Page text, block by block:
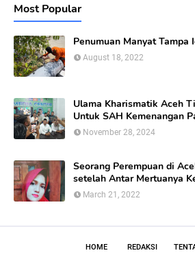
Most Popular
Penumuan Manyat
August 18, 2022
Ulama Kharismatik Aceh
Untuk SAH Kemenangan
Timur calon nomor Urut 01
November 28, 2024
Seorang Perempuan di
setelah Antar Mertuanya
Bunda Di kabupaten Aceh
March 21, 2022
HOME REDAKSI